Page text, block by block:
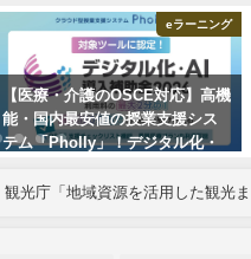
eラーニング
【医療・介護のOSCE対応】高機
能・国内最安値の授業支援シス
テム「Pholly」！デジタル化・
観光庁「地域資源を活用した観光